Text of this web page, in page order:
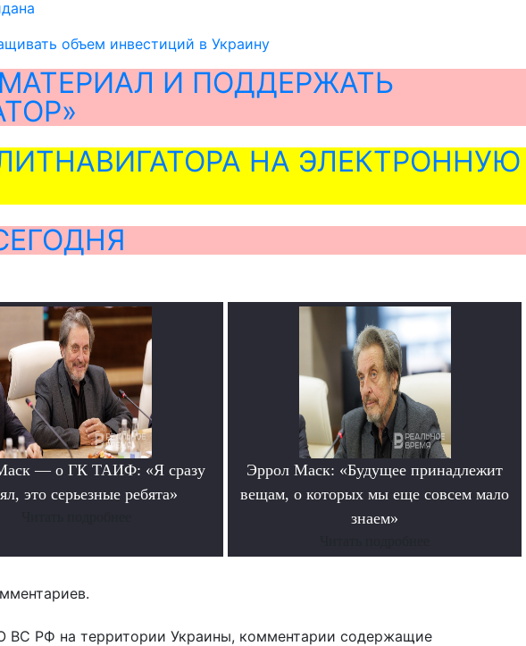
объем инвестиций в Украину
И ПОДДЕРЖАТЬ
НА ЭЛЕКТРОННУЮ
— о ГК ТАИФ: «Я сразу
это серьезные ребята»
Эррол Маск: «Будущее принадлежит
вещам, о которых мы еще совсем мало
знаем»
ВС РФ на территории Украины, комментарии содержащие